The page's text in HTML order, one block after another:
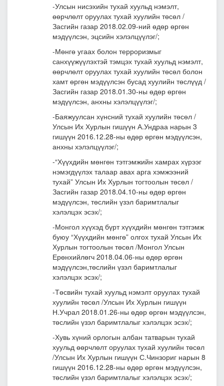
-Улсын нисэхийн тухай хуульд нэмэлт,
өөрчлөлт оруулах тухай хуулийн төсөл /
Засгийн газар 2018.02.09-ний өдөр өргөн
мэдүүлсэн, эцсийн хэлэлцүүлэг/;
-Мөнгө угаах болон терроризмыг
санхүүжүүлэхтэй тэмцэх тухай хуульд нэмэлт,
өөрчлөлт оруулах тухай хуулийн төсөл болон
хамт өргөн мэдүүлсэн бусад хуулийн төслүүд /
Засгийн газар 2018.01.30-ны өдөр өргөн
мэдүүлсэн, анхны хэлэлцүүлэг/;
-Баяжуулсан хүнсний тухай хуулийн төсөл /
Улсын Их Хурлын гишүүн А.Ундраа нарын 3
гишүүн 2016.12.28-ны өдөр өргөн мэдүүлсэн,
анхны хэлэлцүүлэг/;
-“Хүүхдийн мөнгөн тэтгэмжийн хамрах хүрээг
нэмэгдүүлэх талаар авах арга хэмжээний
тухай” Улсын Их Хурлын тогтоолын төсөл /
Засгийн газар 2018.04.10-ны өдөр өргөн
мэдүүлсэн, төслийн үзэл баримтлалыг
хэлэлцэх эсэх/;
-Монгол хүүхэд бүрт хүүхдийн мөнгөн тэтгэмж
буюу “Хүүхдийн мөнгө” олгох тухай Улсын Их
Хурлын тогтоолын төсөл /Монгол Улсын
Ерөнхийлөгч 2018.04.06-ны өдөр өргөн
мэдүүлсэн,төслийн үзэл баримтлалыг
хэлэлцэх эсэх/;
-Төсвийн тухай хуульд нэмэлт оруулах тухай
хуулийн төсөл /Улсын Их Хурлын гишүүн
Н.Учрал 2018.01.26-ны өдөр өргөн мэдүүлсэн,
төслийн үзэл баримтлалыг хэлэлцэх эсэх/;
-Хувь хүний орлогын албан татварын тухай
хуульд өөрчлөлт оруулах тухай хуулийн төсөл
/Улсын Их Хурлын гишүүн С.Чинзориг нарын 8
гишүүн 2016.12.28-ны өдөр өргөн мэдүүлсэн,
төслийн үзэл баримтлалыг хэлэлцэх эсэх/;